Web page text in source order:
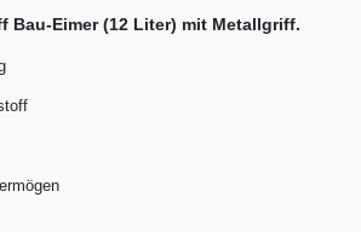
Bau-Eimer (12 Liter) mit Metallgriff.